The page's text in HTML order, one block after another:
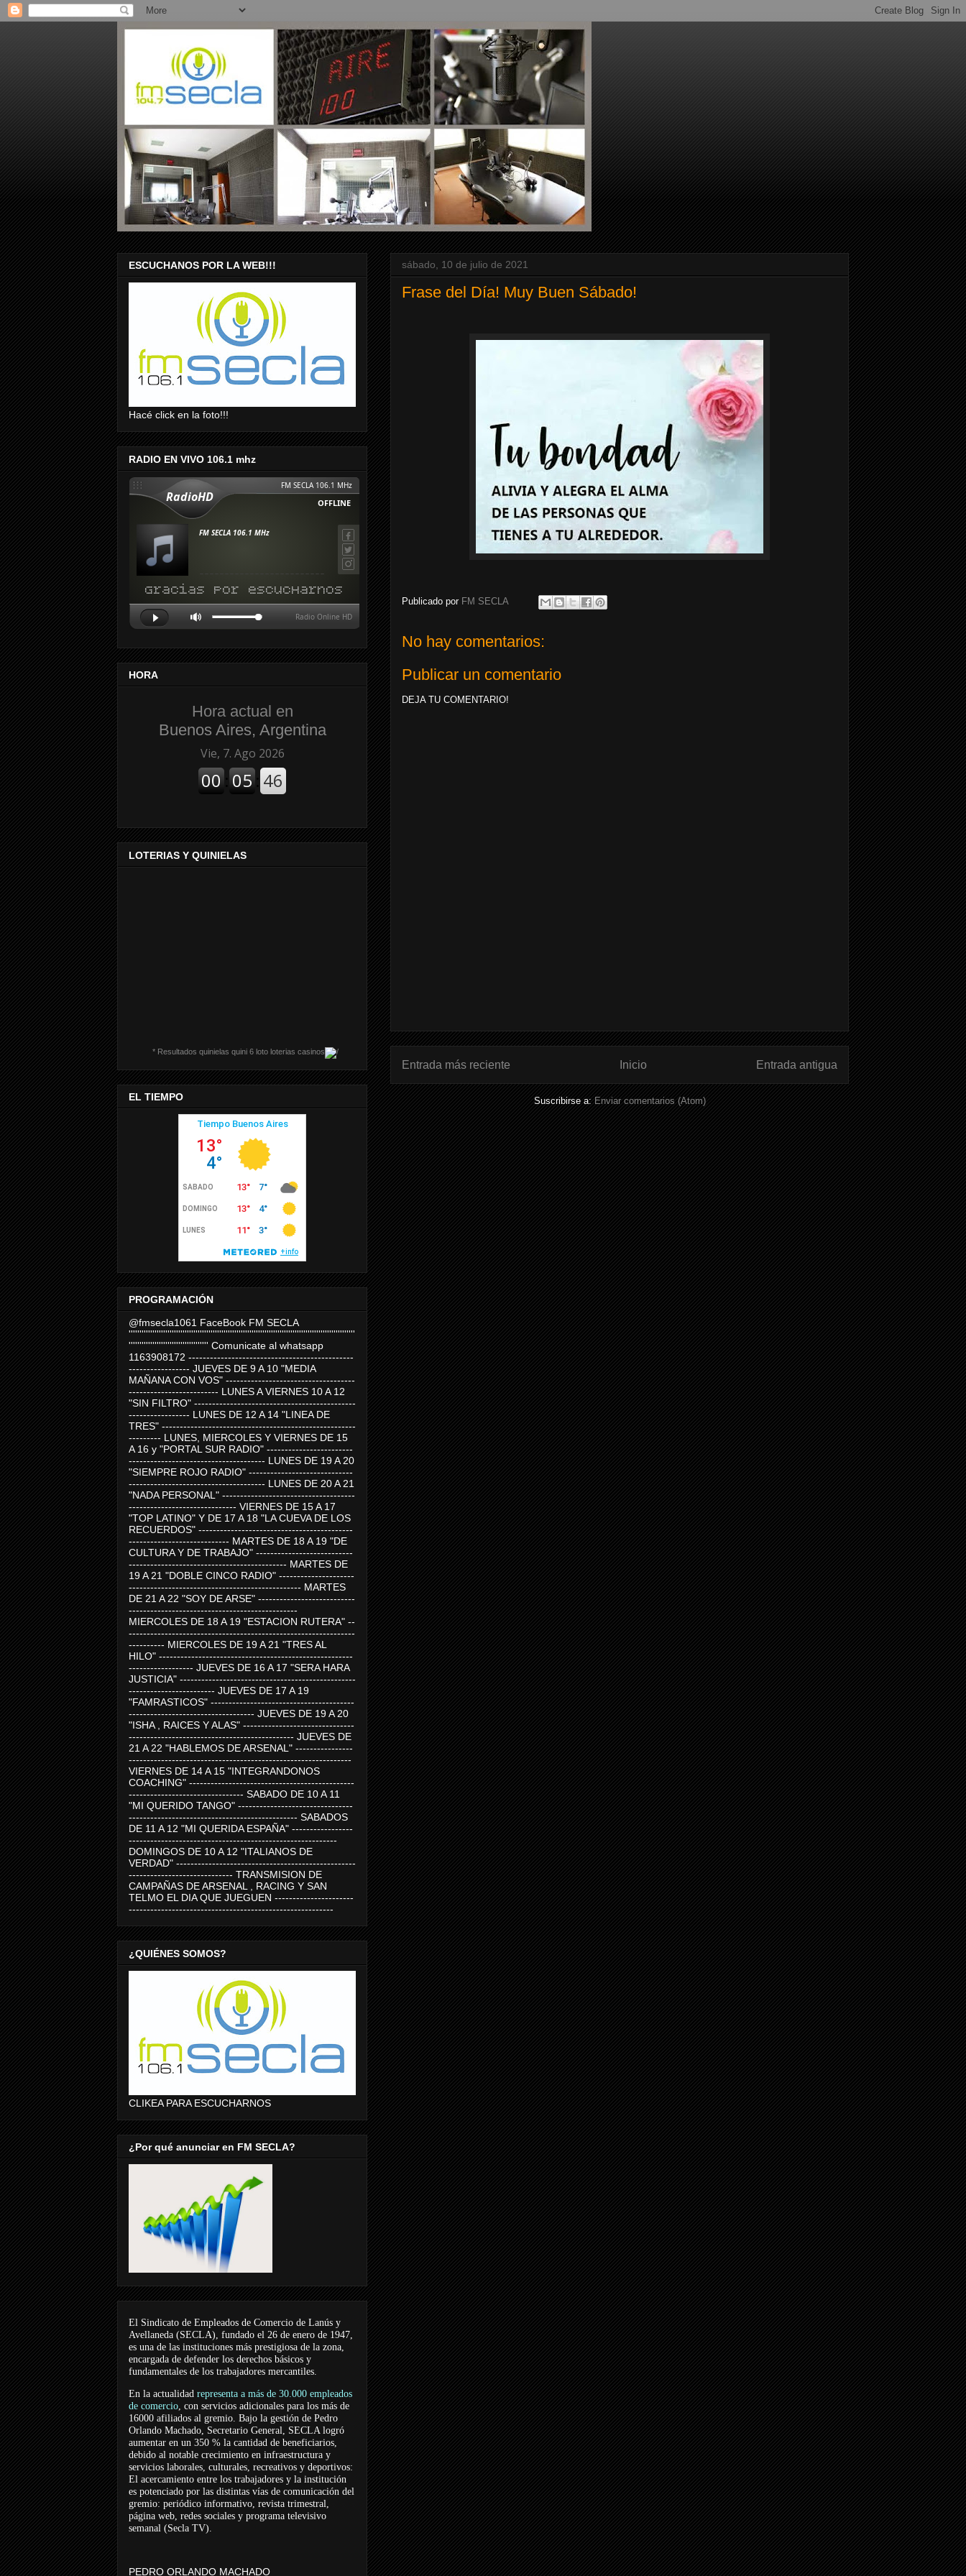
sábado, 10 de julio de 2021
Frase del Día! Muy Buen Sábado!
Publicado por FM SECLA
No hay comentarios:
Publicar un comentario
DEJA TU COMENTARIO!
Entrada más reciente Entrada antigua
Inicio
Suscribirse a: Enviar comentarios (Atom)
ESCUCHANOS POR LA WEB!!!
Hacé click en la foto!!!
RADIO EN VIVO 106.1 mhz
HORA
Hora actual en
Buenos Aires, Argentina
LOTERIAS Y QUINIELAS
* Resultados quinielas quini 6 loto loterias casinos
EL TIEMPO
PROGRAMACIÓN
@fmsecla1061 FaceBook FM SECLA
'''''''''''''''''''''''''''''''''''''''''''''''''''''''''''''''''''''''''''''''''''''''''''''''''''''''''
''''''''''''''''''''''''''''''''''''' Comunicate al whatsapp
1163908172 ----------------------------------------------
----------------- JUEVES DE 9 A 10 "MEDIA
MAÑANA CON VOS" ------------------------------------
------------------------- LUNES A VIERNES 10 A 12
"SIN FILTRO" ---------------------------------------------
----------------- LUNES DE 12 A 14 "LINEA DE
TRES" ------------------------------------------------------
--------- LUNES, MIERCOLES Y VIERNES DE 15
A 16 y "PORTAL SUR RADIO" ------------------------
-------------------------------------- LUNES DE 19 A 20
"SIEMPRE ROJO RADIO" -----------------------------
-------------------------------------- LUNES DE 20 A 21
"NADA PERSONAL" -------------------------------------
------------------------------ VIERNES DE 15 A 17
"TOP LATINO" Y DE 17 A 18 "LA CUEVA DE LOS
RECUERDOS" -------------------------------------------
---------------------------- MARTES DE 18 A 19 "DE
CULTURA Y DE TRABAJO" ---------------------------
-------------------------------------------- MARTES DE
19 A 21 "DOBLE CINCO RADIO" ---------------------
------------------------------------------------ MARTES
DE 21 A 22 "SOY DE ARSE" ---------------------------
-----------------------------------------------
MIERCOLES DE 18 A 19 "ESTACION RUTERA" --
---------------------------------------------------------------
---------- MIERCOLES DE 19 A 21 "TRES AL
HILO" ------------------------------------------------------
------------------ JUEVES DE 16 A 17 "SERA HARA
JUSTICIA" -------------------------------------------------
------------------------ JUEVES DE 17 A 19
"FAMRASTICOS" ----------------------------------------
----------------------------------- JUEVES DE 19 A 20
"ISHA , RAICES Y ALAS" -------------------------------
---------------------------------------------- JUEVES DE
21 A 22 "HABLEMOS DE ARSENAL" ----------------
--------------------------------------------------------------
VIERNES DE 14 A 15 "INTEGRANDONOS
COACHING" ----------------------------------------------
-------------------------------- SABADO DE 10 A 11
"MI QUERIDO TANGO" --------------------------------
----------------------------------------------- SABADOS
DE 11 A 12 "MI QUERIDA ESPAÑA" -----------------
----------------------------------------------------------
DOMINGOS DE 10 A 12 "ITALIANOS DE
VERDAD" --------------------------------------------------
----------------------------- TRANSMISION DE
CAMPAÑAS DE ARSENAL , RACING Y SAN
TELMO EL DIA QUE JUEGUEN ----------------------
---------------------------------------------------------
¿QUIÉNES SOMOS?
CLIKEA PARA ESCUCHARNOS
¿Por qué anunciar en FM SECLA?
El Sindicato de Empleados de Comercio de Lanús y
Avellaneda (SECLA), fundado el 26 de enero de 1947,
es una de las instituciones más prestigiosa de la zona,
encargada de defender los derechos básicos y
fundamentales de los trabajadores mercantiles.
En la actualidad representa a más de 30.000 empleados
de comercio, con servicios adicionales para los más de
16000 afiliados al gremio. Bajo la gestión de Pedro
Orlando Machado, Secretario General, SECLA logró
aumentar en un 350 % la cantidad de beneficiarios,
debido al notable crecimiento en infraestructura y
servicios laborales, culturales, recreativos y deportivos:
El acercamiento entre los trabajadores y la institución
es potenciado por las distintas vías de comunicación del
gremio: periódico informativo, revista trimestral,
página web, redes sociales y programa televisivo
semanal (Secla TV).
PEDRO ORLANDO MACHADO